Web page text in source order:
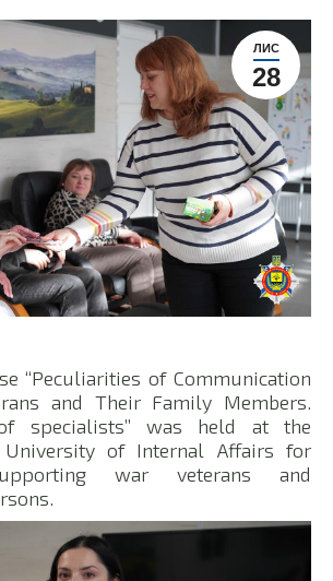
ЛИС
28
“Peculiarities of Communication
and Their Family Members.
specialists” was held at the
University of Internal Affairs for
war veterans and